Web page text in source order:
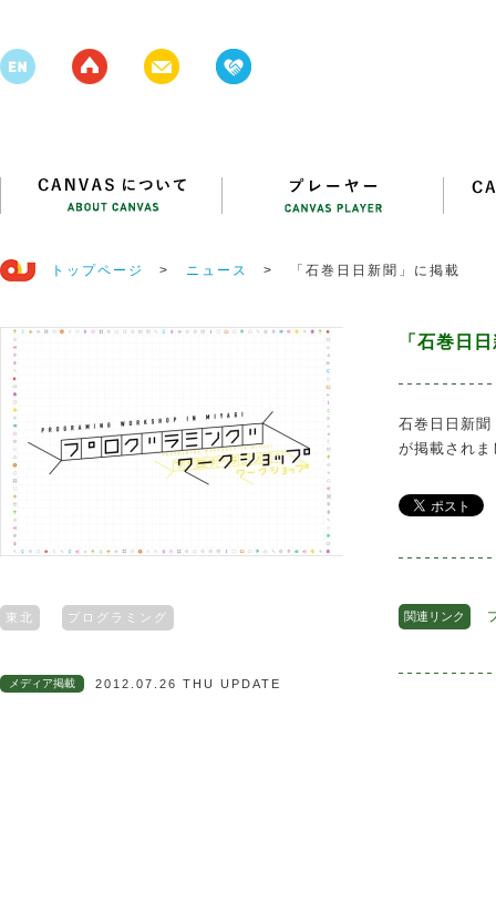
トップページ > ニュース > 「石巻日日新聞」に掲載
東北 プログラミング
メディア掲載 2012.07.26 THU UPDATE
「石巻日
石巻日日新
が掲載されま
関連リンク